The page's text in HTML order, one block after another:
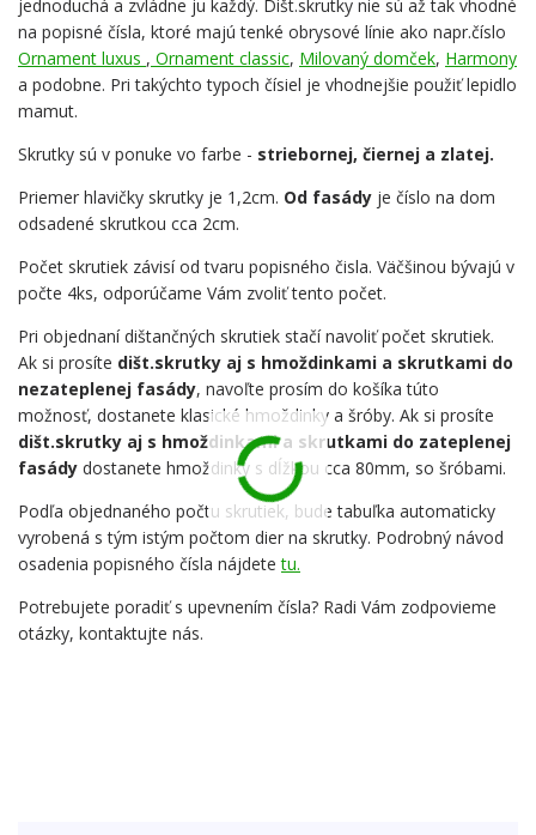
jednoduchá a zvládne ju každý. Dišt.skrutky nie sú až tak vhodné
na popisné čísla, ktoré majú tenké obrysové línie ako napr.číslo
Ornament luxus , Ornament classic, Milovaný domček, Harmony
a podobne. Pri takýchto typoch čísiel je vhodnejšie použiť lepidlo
mamut.
Skrutky sú v ponuke vo farbe - striebornej, čiernej a zlatej.
Priemer hlavičky skrutky je 1,2cm. Od fasády je číslo na dom
odsadené skrutkou cca 2cm.
Počet skrutiek závisí od tvaru popisného čisla. Väčšinou bývajú v
počte 4ks, odporúčame Vám zvoliť tento počet.
Pri objednaní dištančných skrutiek stačí navoliť počet skrutiek.
Ak si prosíte dišt.skrutky aj s hmoždinkami a skrutkami do
nezateplenej fasády, navoľte prosím do košíka túto
možnosť, dostanete klasické hmoždinky a šróby. Ak si prosíte
dišt.skrutky aj s hmoždinkami a skrutkami do zateplenej
fasády dostanete hmoždinky s dĺžkou cca 80mm, so šróbami.
Podľa objednaného počtu skrutiek, bude tabuľka automaticky
vyrobená s tým istým počtom dier na skrutky. Podrobný návod
osadenia popisného čísla nájdetetu.
Potrebujete poradiť s upevnením čísla? Radi Vám zodpovieme
otázky, kontaktujte nás.